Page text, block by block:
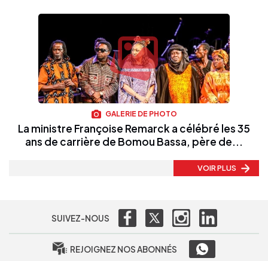
GALERIE DE PHOTO
La ministre Françoise Remarck a célébré les 35
ans de carrière de Bomou Bassa, père de...
VOIR PLUS
SUIVEZ-NOUS
REJOIGNEZ NOS ABONNÉS